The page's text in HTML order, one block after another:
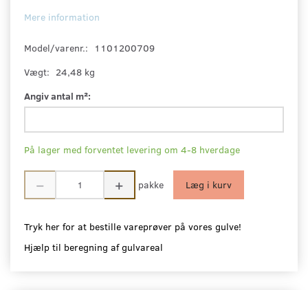
Mere information
Model/varenr.:
1101200709
Vægt: 24,48 kg
Angiv antal m²:
På lager med forventet levering om 4-8 hverdage
pakke Læg i kurv
Tryk her for at bestille vareprøver på vores gulve!
Hjælp til beregning af gulvareal